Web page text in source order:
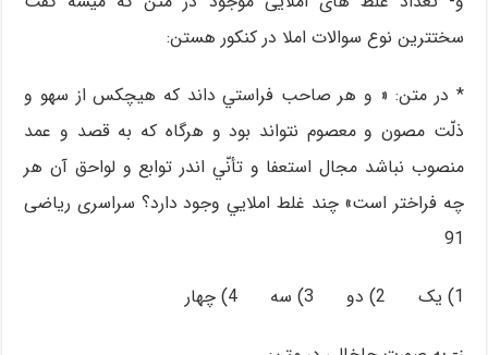
سختترین نوع سوالات املا در کنکور هستن:
* در متن: « و هر صاحب فراستي داند كه هيچكس از سهو و
ذلّت مصون و معصوم نتواند بود و هرگاه كه به قصد و عمد
منصوب نباشد مجال استعفا و تأنّي اندر توابع و لواحق آن هر
چه فراختر است» چند غلط املايي وجود دارد؟ سراسری ریاضی
91
1) یک 2) دو 3) سه 4) چهار